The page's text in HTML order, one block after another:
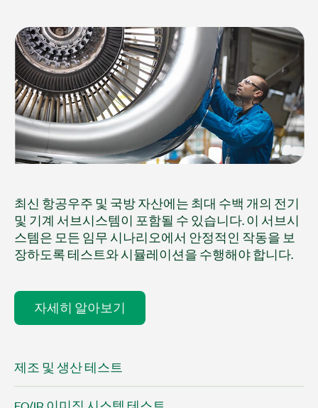
최신 항공우주 및 국방 자산에는 최대 수백 개의 전기
및 기계 서브시스템이 포함될 수 있습니다. 이 서브시
스템은 모든 임무 시나리오에서 안정적인 작동을 보
장하도록 테스트와 시뮬레이션을 수행해야 합니다.
자세히 알아보기​
제조 및 생산 테스트